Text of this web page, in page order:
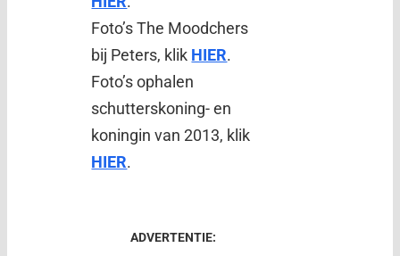
Foto’s The Moodchers
bij Peters, klik HIER.
Foto’s ophalen
schutterskoning- en
koningin van 2013, klik
HIER.
ADVERTENTIE: